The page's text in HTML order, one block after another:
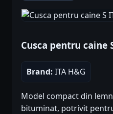
Cusca pentru caine
Brand: ITA H&G
Model compact din
bituminat, potrivit